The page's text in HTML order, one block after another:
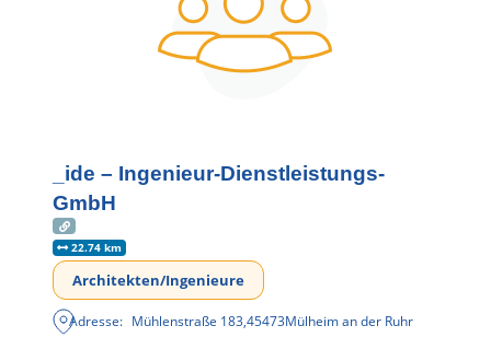
_ide – Ingenieur-Dienstleistungs-
GmbH
22.74 km
Architekten/Ingenieure
Adresse: Mühlenstraße 183,45473Mülheim an der Ruhr